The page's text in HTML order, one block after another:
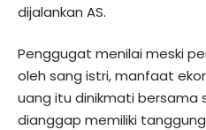
dijalankan AS.
Penggugat menilai meski
oleh sang istri, manfaat
uang itu dinikmati bersama
dianggap memiliki